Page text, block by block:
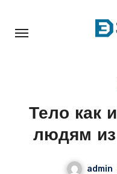
содержанию
Тело как
людям из
admin